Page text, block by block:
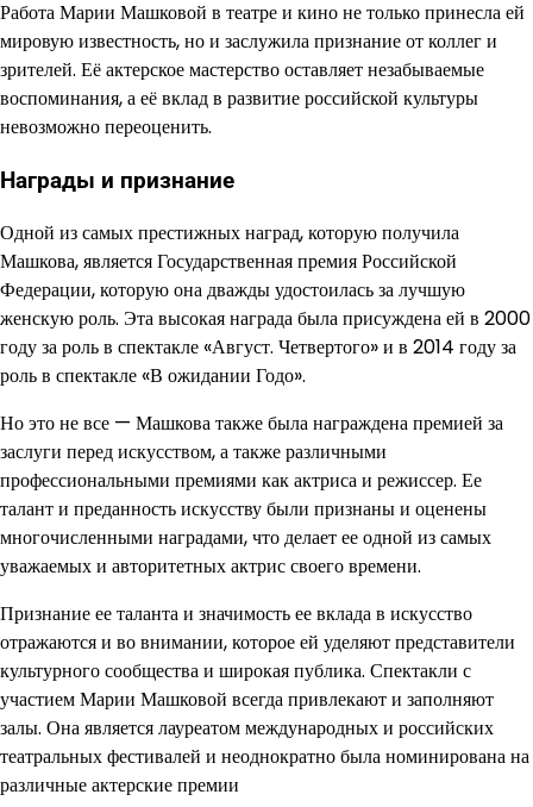
Работа Марии Машковой в театре и кино не только принесла ей
мировую известность, но и заслужила признание от коллег и
зрителей. Её актерское мастерство оставляет незабываемые
воспоминания, а её вклад в развитие российской культуры
невозможно переоценить.
Награды и признание
Одной из самых престижных наград, которую получила
Машкова, является Государственная премия Российской
Федерации, которую она дважды удостоилась за лучшую
женскую роль. Эта высокая награда была присуждена ей в 2000
году за роль в спектакле «Август. Четвертого» и в 2014 году за
роль в спектакле «В ожидании Годо».
Но это не все — Машкова также была награждена премией за
заслуги перед искусством, а также различными
профессиональными премиями как актриса и режиссер. Ее
талант и преданность искусству были признаны и оценены
многочисленными наградами, что делает ее одной из самых
уважаемых и авторитетных актрис своего времени.
Признание ее таланта и значимость ее вклада в искусство
отражаются и во внимании, которое ей уделяют представители
культурного сообщества и широкая публика. Спектакли с
участием Марии Машковой всегда привлекают и заполняют
залы. Она является лауреатом международных и российских
театральных фестивалей и неоднократно была номинирована на
различные актерские премии